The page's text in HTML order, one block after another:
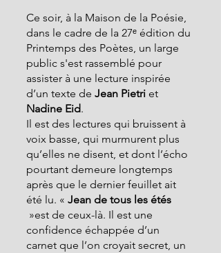
Ce soir, à la Maison de la Poésie,
dans le cadre de la 27ᵉ édition du
Printemps des Poètes, un large
public s'est rassemblé pour
assister à une lecture inspirée
d’un texte de Jean Pietri et
Nadine Eid.
Il est des lectures qui bruissent à
voix basse, qui murmurent plus
qu’elles ne disent, et dont l’écho
pourtant demeure longtemps
après que le dernier feuillet ait
été lu. « Jean de tous les étés
»est de ceux-là. Il est une
confidence échappée d’un
carnet que l’on croyait secret, un